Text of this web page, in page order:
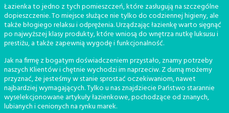
Łazienka to jedno z tych pomieszczeń, które zasługują na szczególne
dopieszczenie. To miejsce służące nie tylko do codziennej higieny, ale
także błogiego relaksu i odprężenia. Urządzając łazienkę warto sięgnąć
po najwyższej klasy produkty, które wniosą do wnętrza nutkę luksusu i
prestiżu, a także zapewnią wygodę i funkcjonalność.
Jak na firmę z bogatym doświadczeniem przystało, znamy potrzeby
naszych Klientów i chętnie wychodzi im naprzeciw. Z dumą możemy
przyznać, że jesteśmy w stanie sprostać oczekiwaniom, nawet
najbardziej wymagających. Tylko u nas znajdziecie Państwo starannie
wyselekcjonowane artykuły łazienkowe, pochodzące od znanych,
lubianych i cenionych na rynku marek.